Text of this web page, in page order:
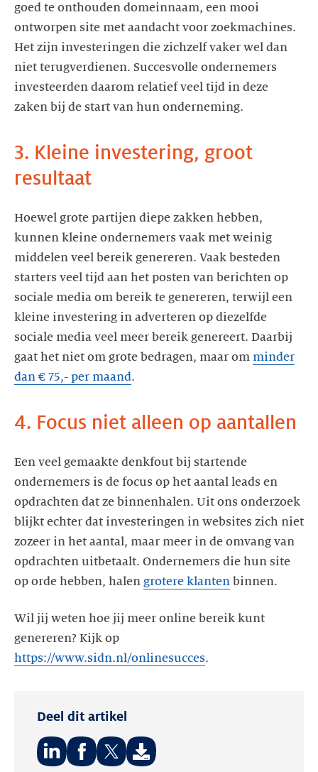
goed te onthouden domeinnaam, een mooi
ontworpen site met aandacht voor zoekmachines.
Het zijn investeringen die zichzelf vaker wel dan
niet terugverdienen. Succesvolle ondernemers
investeerden daarom relatief veel tijd in deze
zaken bij de start van hun onderneming.
3. Kleine investering, groot
resultaat
Hoewel grote partijen diepe zakken hebben,
kunnen kleine ondernemers vaak met weinig
middelen veel bereik genereren. Vaak besteden
starters veel tijd aan het posten van berichten op
sociale media om bereik te genereren, terwijl een
kleine investering in adverteren op diezelfde
sociale media veel meer bereik genereert. Daarbij
gaat het niet om grote bedragen, maar om minder
dan € 75,- per maand.
4. Focus niet alleen op aantallen
Een veel gemaakte denkfout bij startende
ondernemers is de focus op het aantal leads en
opdrachten dat ze binnenhalen. Uit ons onderzoek
blijkt echter dat investeringen in websites zich niet
zozeer in het aantal, maar meer in de omvang van
opdrachten uitbetaalt. Ondernemers die hun site
op orde hebben, halen grotere klanten binnen.
Wil jij weten hoe jij meer online bereik kunt
genereren? Kijk op
https://www.sidn.nl/onlinesucces.
Deel dit artikel